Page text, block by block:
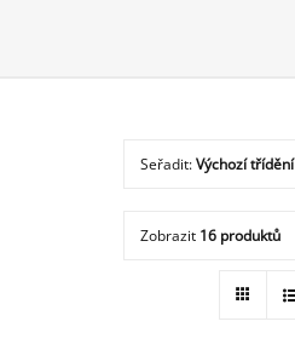
Laboratorní TestySeřadit:Výchozí třídění
Zobrazit 16 produktů